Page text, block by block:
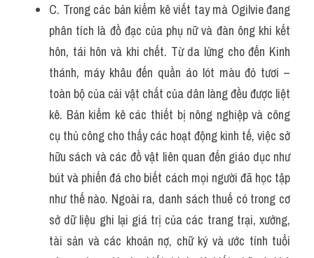
C. Trong các bản kiểm kê viết tay mà Ogilvie đang
phân tích là đồ đạc của phụ nữ và đàn ông khi kết
hôn, tái hôn và khi chết. Từ da lửng cho đến Kinh
thánh, máy khâu đến quần áo lót màu đỏ tươi –
toàn bộ của cải vật chất của dân làng đều được liệt
kê. Bản kiểm kê các thiết bị nông nghiệp và công
cụ thủ công cho thấy các hoạt động kinh tế, việc sở
hữu sách và các đồ vật liên quan đến giáo dục như
bút và phiến đá cho biết cách mọi người đã học tập
như thế nào. Ngoài ra, danh sách thuế có trong cơ
sở dữ liệu ghi lại giá trị của các trang trại, xưởng,
tài sản và các khoản nợ, chữ ký và ước tính tuổi